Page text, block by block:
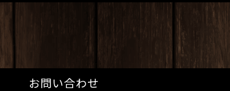
お問い合わせ